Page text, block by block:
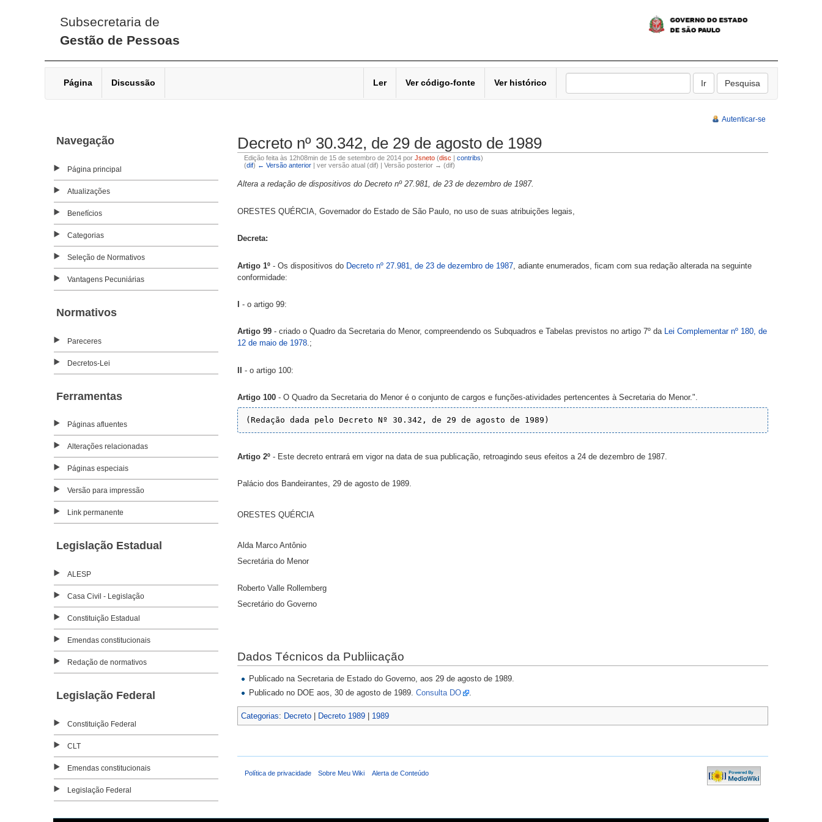
Subsecretaria de
Gestão de Pessoas
Página Discussão Ler Ver código-fonte Ver histórico
Autenticar-se
Navegação
Página principal
Atualizações
Benefícios
Categorias
Seleção de Normativos
Vantagens Pecuniárias
Normativos
Pareceres
Decretos-Lei
Ferramentas
Páginas afluentes
Alterações relacionadas
Páginas especiais
Versão para impressão
Link permanente
Legislação Estadual
ALESP
Casa Civil - Legislação
Constituição Estadual
Emendas constitucionais
Redação de normativos
Legislação Federal
Constituição Federal
CLT
Emendas constitucionais
Legislação Federal
Decreto nº 30.342, de 29 de agosto de 1989
Edição feita às 12h08min de 15 de setembro de 2014 por Jsneto (disc contribs)
(dif) ← Versão anterior | ver versão atual (dif) | Versão posterior → (dif)
Altera a redação de dispositivos do Decreto nº 27.981, de 23 de dezembro de 1987.
ORESTES QUÉRCIA, Governador do Estado de São Paulo, no uso de suas atribuições legais,
Decreta:
Artigo 1º - Os dispositivos do Decreto nº 27.981, de 23 de dezembro de 1987 , adiante enumerados, ficam com sua redação alterada na seguinte
conformidade:
- o artigo 99:
Artigo 99 - criado o Quadro da Secretaria do Menor, compreendendo os Subquadros e Tabelas previstos no artigo 7º da Lei Complementar nº 180, de
12 de maio de 1978.;
II - o artigo 100:
Artigo 100 - O Quadro da Secretaria do Menor é o conjunto de cargos e funções-atividades pertencentes à Secretaria do Menor.".
Artigo 2º - Este decreto entrará em vigor na data de sua publicação, retroagindo seus efeitos a 24 de dezembro de 1987.
Palácio dos Bandeirantes, 29 de agosto de 1989.
ORESTES QUÉRCIA
Alda Marco Antônio
Secretária do Menor
Roberto Valle Rollemberg
Secretário do Governo
Dados Técnicos da Publiicação
Publicado na Secretaria de Estado do Governo, aos 29 de agosto de 1989.
Publicado no DOE aos, 30 de agosto de 1989.Consulta DO
Categorias: Decreto Decreto 1989 1989
Política de privacidade Sobre Meu Wiki Alerta de Conteúdo